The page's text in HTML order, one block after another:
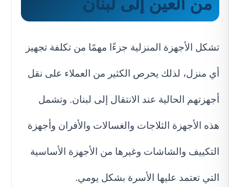
تشكل الأجهزة المنزلية جزءًا مهمًا من تكلفة تجهيز
أي منزل، لذلك يحرص الكثير من العملاء على نقل
أجهزتهم الحالية عند الانتقال إلى لبنان. وتشمل
هذه الأجهزة الثلاجات والغسالات والأفران وأجهزة
التكييف والشاشات وغيرها من الأجهزة الأساسية
التي تعتمد عليها الأسرة بشكل يومي.